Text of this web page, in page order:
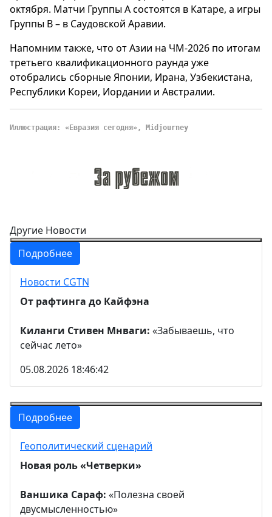
октября. Матчи Группы A состоятся в Катаре, а игры
Группы В – в Саудовской Аравии.
Напомним также, что от Азии на ЧМ-2026 по итогам
третьего квалификационного раунда уже
отобрались сборные Японии, Ирана, Узбекистана,
Республики Кореи, Иордании и Австралии.
Иллюстрация: «Евразия сегодня», Midjourney
Другие Новости
Подробнее
Новости CGTN
От рафтинга до Кайфэна
Киланги Стивен Мнваги: «Забываешь, что
сейчас лето»
05.08.2026 18:46:42
Подробнее
Геополитический сценарий
Новая роль «Четверки»
Ваншика Сараф: «Полезна своей
двусмысленностью»